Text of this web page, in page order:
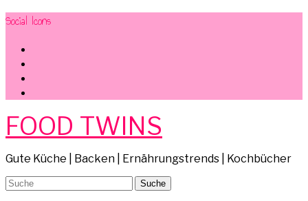
Social Icons
FOOD TWINS
Gute Küche | Backen | Ernährungstrends | Kochbücher